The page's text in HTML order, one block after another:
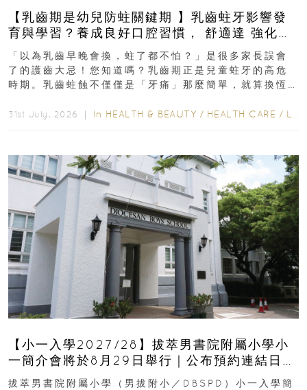
【乳齒期是幼兒防蛀關鍵期 】乳齒蛀牙影響發
育與學習？養成良好口腔習慣， 舒適達 強化琺
瑯質 兒童牙膏防護指南
「以為乳齒早晚會換，蛀了都不怕？」是很多家長誤會
了的護齒大忌！您知道嗎？乳齒期正是兒童蛀牙的高危
時期。乳齒蛀蝕不僅僅是「牙痛」那麼簡單，就算換恆
31st July, 2026 ｜ In HEALTH & BEAUTY / HEALTH CARE / LIFESTYLE
【小一入學2027/28】拔萃男書院附屬小學小
一簡介會將於8月29日舉行｜公布預約連結日期
｜更設有網上重溫
拔萃男書院附屬小學（男拔附小／DBSPD）小一入學簡